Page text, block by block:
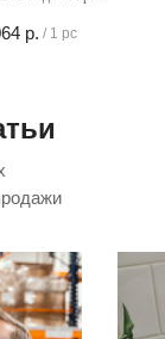
р. / 1 pc